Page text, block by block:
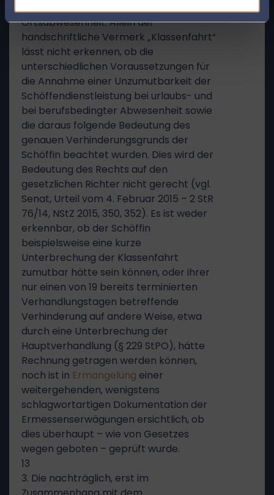
um eine beruflich veranlasste
Ortsabwesenheit. Allein der
handschriftliche Vermerk „Klassenfahrt“
lässt nicht erkennen, ob die
unterschiedlichen Voraussetzungen für
die Annahme einer Unzumutbarkeit der
Schöffendienstleistung bei urlaubs- und
bei berufsbedingter Abwesenheit sowie
die daraus folgende Bedeutung des
genauen Verhinderungsgrunds der
Schöffin beachtet wurden. Dies wird der
Bedeutung des Rechts auf den
gesetzlichen Richter nicht gerecht (vgl.
Senat, Urteil vom 4. Februar 2015 – 2 StR
76/14, NStZ 2015, 350, 352). Es ist weder
erkennbar, ob der Schöffin
beispielsweise eine kurze
Unterbrechung der Klassenfahrt
zumutbar hätte sein können, oder ihrer
nur einen von 19 bereits terminierten
Verhandlungstagen betreffende
Verhinderung auf andere Weise, etwa
durch eine Unterbrechung der
Hauptverhandlung (§ 229 StPO), hätte
Rechnung getragen werden können,
noch ist in Ermangelung einer
weitergehenden, wenigstens
schlagwortartigen Dokumentation der
Ermessenserwägungen ersichtlich, ob
dies überhaupt – wie von Gesetzes
wegen geboten – geprüft wurde.
13
3. Die nachträglich, erst im